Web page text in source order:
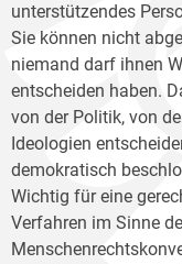
unterstützendes
Sie können nicht
niemand darf ihnen
entscheiden haben.
von der Politik, von
Ideologien
demokratisch
Wichtig für eine
Verfahren im Sinne